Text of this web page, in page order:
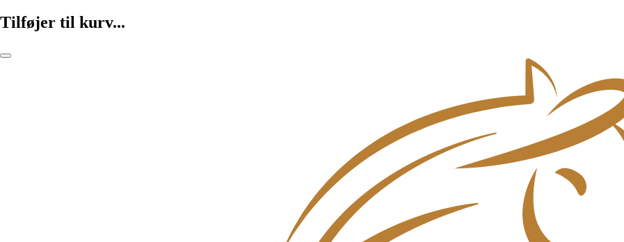
Tilføjer til kurv...